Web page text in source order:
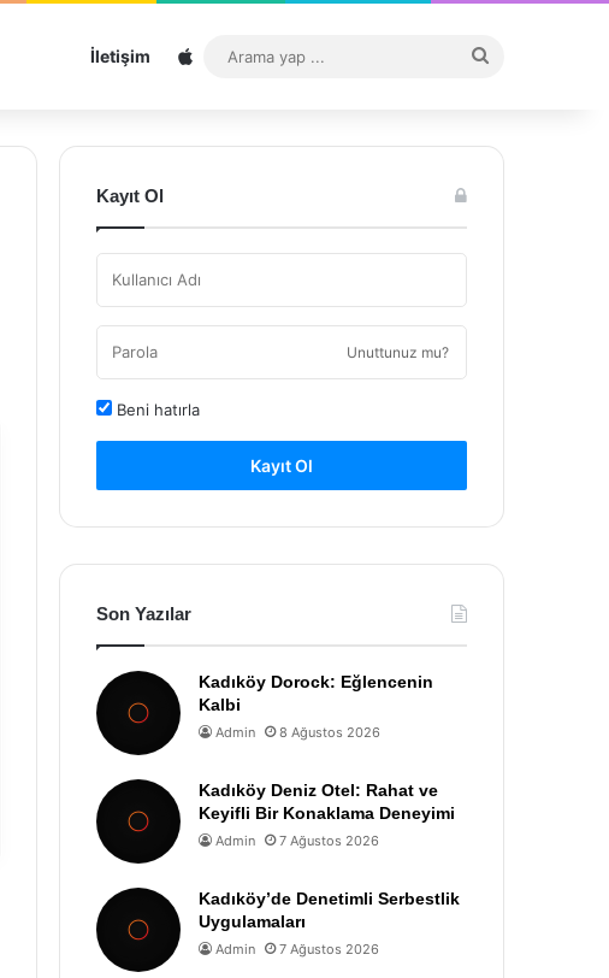
İletişim Sitemap
...
Kayıt Ol
Unuttunuz mu?
Beni hatırla
Kayıt Ol
Son Yazılar
Kadıköy Dorock: Eğlencenin
Kalbi
Admin 8 Ağustos 2026
Kadıköy Deniz Otel: Rahat ve
Keyifli Bir Konaklama Deneyimi
Admin 7 Ağustos 2026
Kadıköy’de Denetimli Serbestlik
Uygulamaları
Admin 7 Ağustos 2026